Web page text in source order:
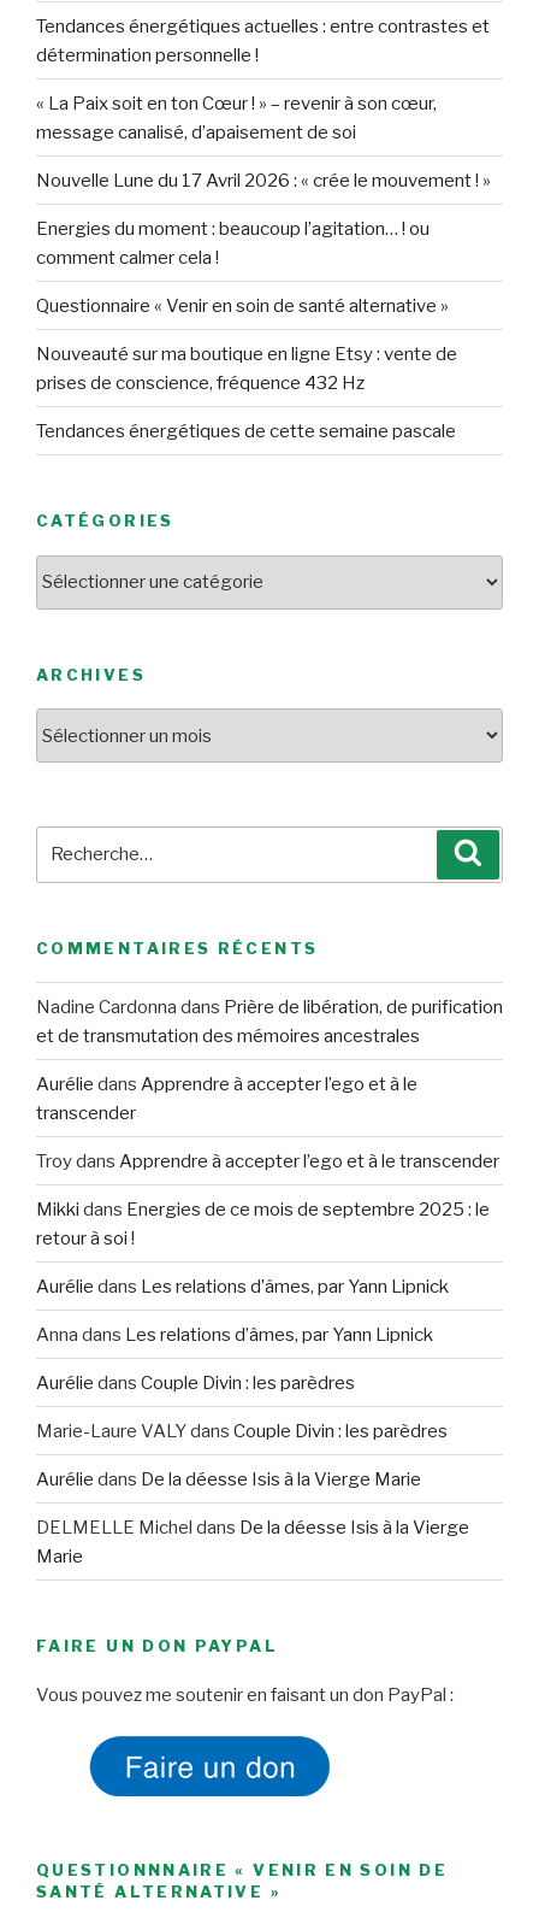
Tendances énergétiques actuelles : entre contrastes et
détermination personnelle !
« La Paix soit en ton Cœur ! » – revenir à son cœur,
message canalisé, d’apaisement de soi
Nouvelle Lune du 17 Avril 2026 : « crée le mouvement ! »
Energies du moment : beaucoup l’agitation… ! ou
comment calmer cela !
Questionnaire « Venir en soin de santé alternative »
Nouveauté sur ma boutique en ligne Etsy : vente de
prises de conscience, fréquence 432 Hz
Tendances énergétiques de cette semaine pascale
CATÉGORIES
ARCHIVES
COMMENTAIRES RÉCENTS
Nadine Cardonna dans Prière de libération, de purification
et de transmutation des mémoires ancestrales
Aurélie dans Apprendre à accepter l’ego et à le
transcender
Troydans Apprendre à accepter l’ego et à le transcender
Mikki dans Energies de ce mois de septembre 2025 : le
retour à soi !
Aurélie dans Les relations d’âmes, par Yann Lipnick
Anna dans Les relations d’âmes, par Yann Lipnick
Aurélie dans Couple Divin : les parèdres
Marie-Laure VALYdans Couple Divin : les parèdres
Aurélie dans De la déesse Isis à la Vierge Marie
DELMELLE Michel dans De la déesse Isis à la Vierge
Marie
FAIRE UN DON PAYPAL
Vous pouvez me soutenir en faisant un don PayPal :
QUESTIONNNAIRE « VENIR EN SOIN DE
SANTÉ ALTERNATIVE »